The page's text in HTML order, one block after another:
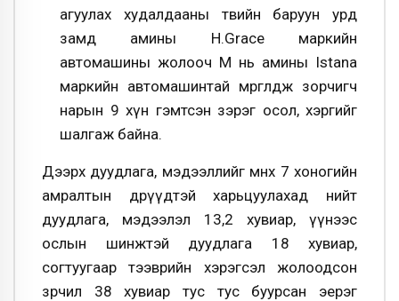
агуулах худалдааны төвийн баруун урд
замд амины H.Grace маркийн
автомашины жолооч М нь амины Istana
маркийн автомашинтай мөргөлдөж зорчигч
нарын 9 хүн гэмтсэн зэрэг осол, хэргийг
шалгаж байна.
Дээрх дуудлага, мэдээллийг өмнөх 7 хоногийн
амралтын өдрүүдтэй харьцуулахад нийт
дуудлага, мэдээлэл 13,2 хувиар, үүнээс
ослын шинжтэй дуудлага 18 хувиар,
согтуугаар тээврийн хэрэгсэл жолоодсон
зөрчил 38 хувиар тус тус буурсан эерэг